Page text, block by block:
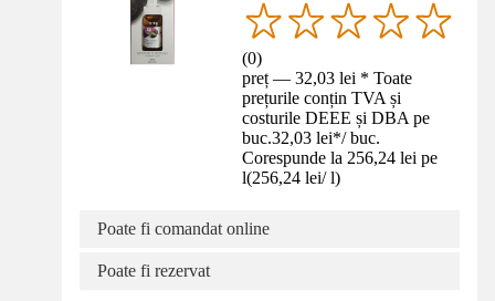
(0)
preț — 32,03 lei * Toate
prețurile conțin TVA și
costurile DEEE și DBA pe
buc.32,03 lei*/ buc.
Corespunde la 256,24 lei pe
l(256,24 lei/ l)
Poate fi comandat online
Poate fi rezervat